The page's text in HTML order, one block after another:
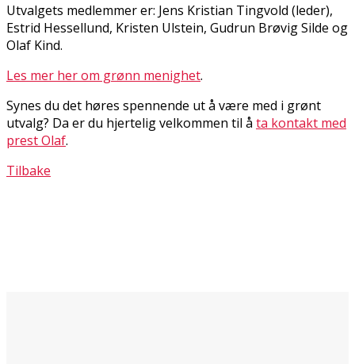
Utvalgets medlemmer er: Jens Kristian Tingvold (leder),
Estrid Hessellund, Kristen Ulstein, Gudrun Brøvig Silde og
Olaf Kind.
Les mer her om grønn menighet.
Synes du det høres spennende ut å være med i grønt
utvalg? Da er du hjertelig velkommen til å ta kontakt med
prest Olaf.
Tilbake